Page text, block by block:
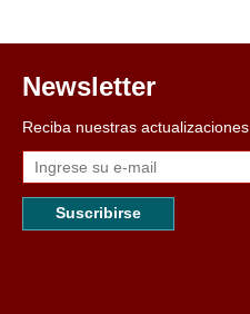
Newsletter
Reciba nuestras actualizaciones.
Suscribirse